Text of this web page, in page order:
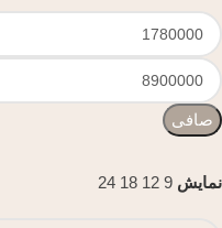
صافی
نمایش 9
12
18
24